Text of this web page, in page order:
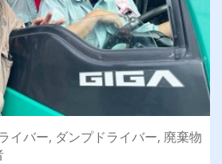
イバー, ダンプドライバー, 廃棄物